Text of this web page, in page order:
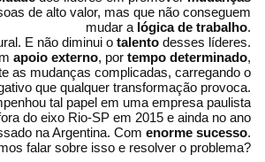
de alto valor, mas que não conseguem
mudar a lógica de trabalho.
E não diminui o talento desses líderes.
apoio externo, por tempo determinado,
as mudanças complicadas, carregando o
que qualquer transformação provoca.
tal papel em uma empresa paulista
do eixo Rio-SP em 2015 e ainda no ano
na Argentina. Com enorme sucesso.
falar sobre isso e resolver o problema?